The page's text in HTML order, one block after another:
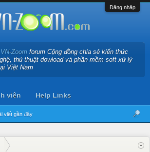
Đăng nhập
VN-Zoom forum Cộng đồng chia sẻ kiến thức
thủ thuật dowload và phần mềm soft xử lý
Việt Nam
viết gần đây
viên Help Links